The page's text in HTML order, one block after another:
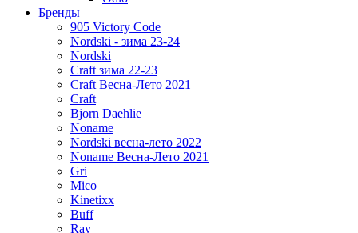
Бренды
905 Victory Code
Nordski - зима 23-24
Nordski
Craft зима 22-23
Craft Весна-Лето 2021
Craft
Bjorn Daehlie
Noname
Nordski весна-лето 2022
Noname Весна-Лето 2021
Gri
Mico
Kinetixx
Buff
Ray